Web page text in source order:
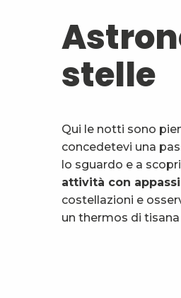
stelle
Qui le notti sono
concedetevi una
lo sguardo e a
attività con
costellazioni e
un thermos di tisana